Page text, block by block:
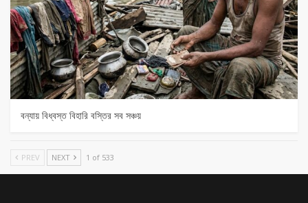
বন্যায় বিধ্বস্ত বিহারি বস্তির সব সঞ্চয়
PREV NEXT 1 of 533